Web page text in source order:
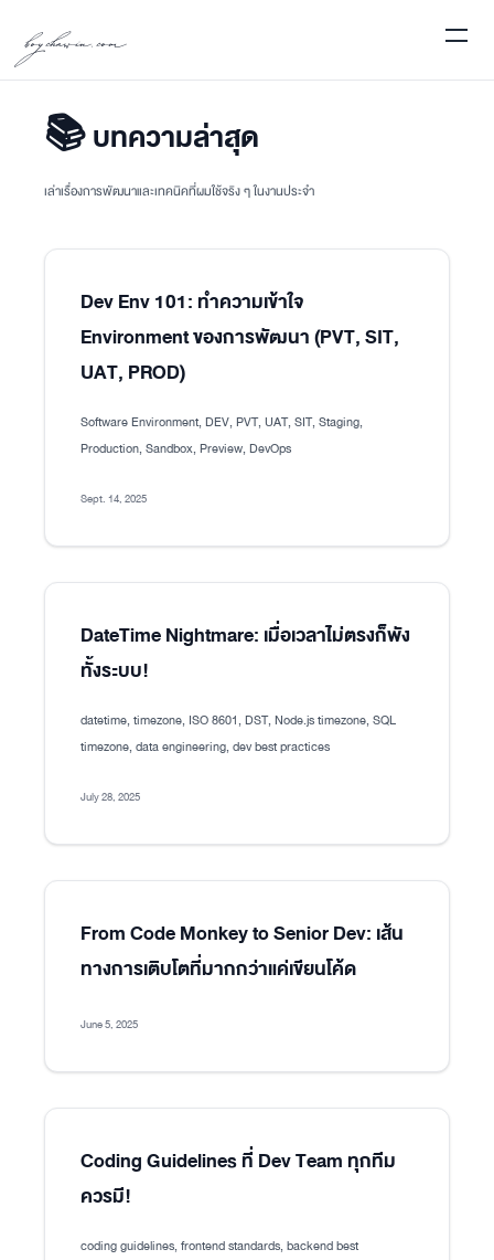
boychawin.com
📚 บทความล่าสุด
เล่าเรื่องการพัฒนาและเทคนิคที่ผมใช้จริง ๆ ในงานประจำ
Dev Env 101: ทำความเข้าใจ
Environment ของการพัฒนา (PVT, SIT,
UAT, PROD)
Software Environment, DEV, PVT, UAT, SIT, Staging,
Production, Sandbox, Preview, DevOps
Sept. 14, 2025
DateTime Nightmare: เมื่อเวลาไม่ตรงก็พัง
ทั้งระบบ!
datetime, timezone, ISO 8601, DST, Node.js timezone, SQL
timezone, data engineering, dev best practices
July 28, 2025
From Code Monkey to Senior Dev: เส้น
ทางการเติบโตที่มากกว่าแค่เขียนโค้ด
June 5, 2025
Coding Guidelines ที่ Dev Team ทุกทีม
ควรมี!
coding guidelines, frontend standards, backend best